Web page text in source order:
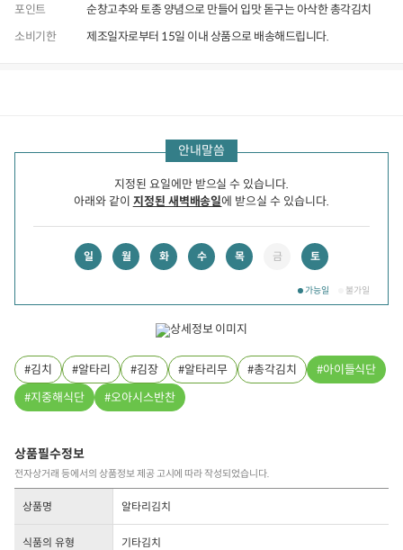
포인트
순창고추와 토종 양념으로 만들어 입맛 돋구는 아삭한 총각김치
소비기한
제조일자로부터 15일 이내 상품으로 배송해드립니다.
품 안내말씀
지정된 요일에만 받으실 수 있습니다.
아래와 같이 지정된 새벽배송일에 받으실 수 있습니다.
일 월 화 수 목 금 토
가능일 불가일
김치 알타리 김장 알타리무 총각김치
아이들식단
지중해식단
오아시스반찬
상품필수정보
전자상거래 등에서의 상품정보 제공 고시에 따라 작성되었습니다.
상품명 알타리김치
식품의 유형 기타김치